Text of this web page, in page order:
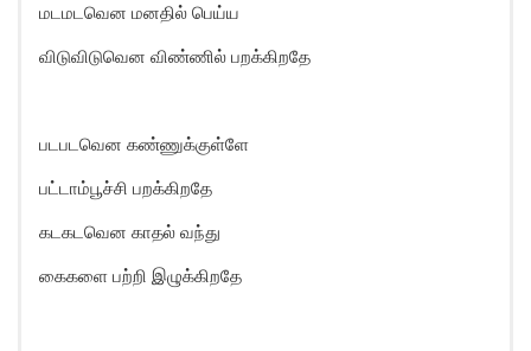
மடமடவென மனதில் பெய்ய
விடுவிடுவென விண்ணில் பறக்கிறதே
படபடவென கண்ணுக்குள்ளே
பட்டாம்பூச்சி பறக்கிறதே
கடகடவென காதல் வந்து
கைகளை பற்றி இழுக்கிறதே